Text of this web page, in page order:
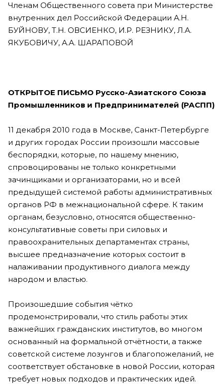
Членам Общественного совета при Министерстве
внутренних дел Российской Федерации А.Н.
БУЙНОВУ, Т.Н. ОВСИЕНКО, И.Р. РЕЗНИКУ, Л.А.
ЯКУБОВИЧУ, А.А. ШАРАПОВОЙ
ОТКРЫТОЕ ПИСЬМО Русско-Азиатского Союза
Промышленников и Предпринимателей (РАСПП)
11 декабря 2010 года в Москве, Санкт-Петербурге
и других городах России произошли массовые
беспорядки, которые, по нашему мнению,
спровоцированы не только конкретными
зачинщиками и организаторами, но и всей
предыдущей системой работы административных
органов РФ в межнациональной сфере. К таким
органам, безусловно, относятся общественно-
консультативные советы при силовых и
правоохранительных департаментах страны,
высшее предназначение которых состоит в
налаживании продуктивного диалога между
народом и властью.
Произошедшие события чётко
продемонстрировали, что стиль работы этих
важнейших гражданских институтов, во многом
основанный на формальной отчётности, а также
советской системе лозунгов и благопожеланий, не
соответствует обстановке в новой России, которая
требует новых подходов и практических идей.